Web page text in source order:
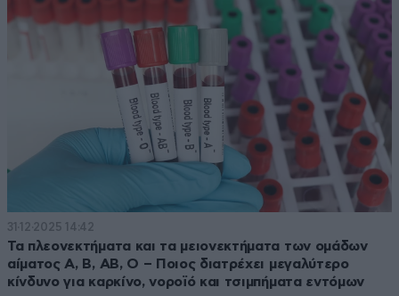
31·12·2025 14:42
Τα πλεονεκτήματα και τα μειονεκτήματα των ομάδων
αίματος Α, Β, ΑΒ, Ο – Ποιος διατρέχει μεγαλύτερο
κίνδυνο για καρκίνο, νοροϊό και τσιμπήματα εντόμων